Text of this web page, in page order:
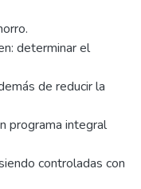
determinar el
de reducir la
programa integral
controladas con